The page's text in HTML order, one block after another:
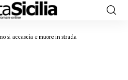
si accascia e muore in strada